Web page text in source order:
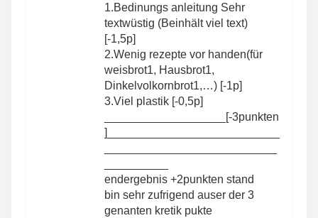
1.Bedinungs anleitung Sehr
textwüstig (Beinhält viel text)
[-1,5p]
2.Wenig rezepte vor handen(für
weisbrot1, Hausbrot1,
Dinkelvolkornbrot1,…) [-1p]
3.Viel plastik [-0,5p]
___________________[-3punkten
]___________________________
endergebnis +2punkten stand
bin sehr zufrigend auser der 3
genanten kretik pukte